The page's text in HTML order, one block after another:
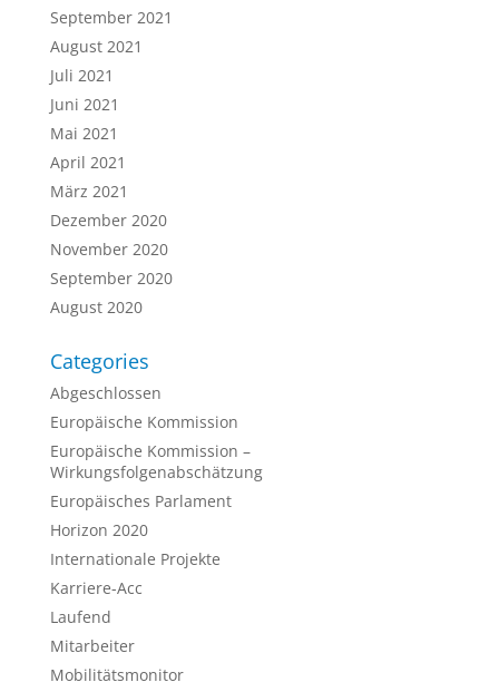
September 2021
August 2021
Juli 2021
Juni 2021
Mai 2021
April 2021
März 2021
Dezember 2020
November 2020
September 2020
August 2020
Categories
Abgeschlossen
Europäische Kommission
Europäische Kommission –
Wirkungsfolgenabschätzung
Europäisches Parlament
Horizon 2020
Internationale Projekte
Karriere-Acc
Laufend
Mitarbeiter
Mobilitätsmonitor